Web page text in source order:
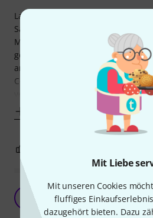
Mit Liebe
Mit unseren Cookies
fluffiges
dazugehört bieten. Dazu
Lange Zeit war ich auf der Suche
Saiten für meine handgefertigte
Mahagoni-Korpus und
gefunden! Ja, die Optima 1747EL
anderen Saiten echt teuer, aber
Cent wert. Sie sind 1A verarbeitet
verhältnismäßig lange die
Westerngitarre und Gold
Stereolli